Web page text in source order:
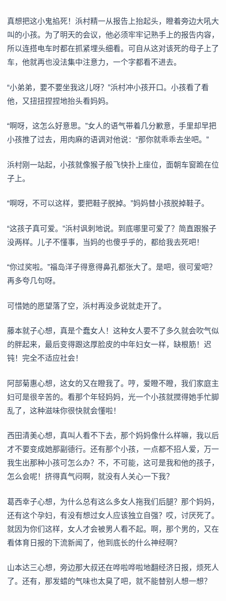
真想把这小鬼掐死！浜村精一从报告上抬起头，瞪着旁边大吼大
叫的小孩。为了明天的会议，他必须牢牢记熟手上的报告内容，
所以连搭电车时都在抓紧埋头细看。可自从这对该死的母子上了
车，他就再也没法集中注意力，一个字都看不进去。
“小弟弟，要不要坐我这儿呀？”浜村冲小孩开口。小孩看了看
他，又扭扭捏捏地抬头看妈妈。
“啊呀，这怎么好意思。”女人的语气带着几分歉意，手里却早把
小孩推了过去，用肉麻的语调对他说：“那你就乖乖去坐吧。”
浜村刚一站起，小孩就像猴子般飞快扑上座位，面朝车窗跪在位
子上。
“啊呀，不可以这样，要把鞋子脱掉。”妈妈替小孩脱掉鞋子。
“这孩子真可爱。”浜村讽刺地说。到底哪里可爱了？简直跟猴子
没两样。儿子不懂事，当妈的也傻乎乎的，都给我去死吧！
“你过奖啦。”福岛洋子得意得鼻孔都张大了。是吧，很可爱吧？
再多夸几句呀。
可惜她的愿望落了空，浜村再没多说就走开了。
藤本就子心想，真是个蠢女人！这种女人要不了多久就会吹气似
的胖起来，最后变得跟这厚脸皮的中年妇女一样，缺根筋！迟
钝！完全不适应社会！
阿部菊惠心想，这女的又在瞪我了。哼，爱瞪不瞪，我们家庭主
妇可是很辛苦的。看那个年轻妈妈，光一个小孩就搅得她手忙脚
乱了，这种滋味你很快就会懂啦！
西田清美心想，真叫人看不下去，那个妈妈像什么样嘛，我以后
才不要变成她那副德行。还有那个小孩，一点都不招人爱，万一
我生出那种小孩可怎么办？不，不可能，这可是我和他的孩子，
怎么会呢！挤得真气闷啊，就没有人关心一下我？
葛西幸子心想，为什么总有这么多女人拖我们后腿？那个妈妈，
还有这个孕妇，有没有想过女人应该独立自强？哎，讨厌死了。
就因为你们这样，女人才会被男人看不起。啊，那个男的，又在
看体育日报的下流新闻了，他到底长的什么神经啊？
山本达三心想，旁边那大叔还在哗啦哗啦地翻经济日报，烦死人
了。还有，那发蜡的气味也太臭了吧，就不能替别人想一想？